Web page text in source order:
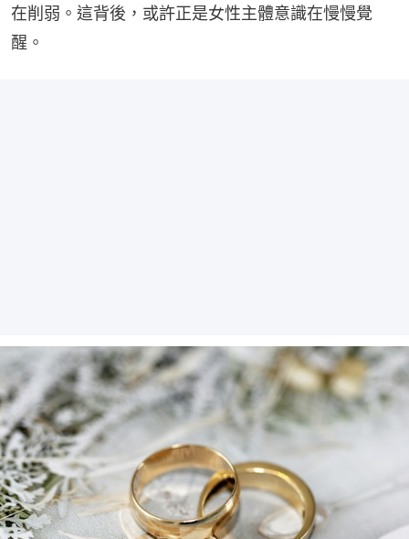
在削弱。這背後，或許正是女性主體意識在慢慢覺
醒。